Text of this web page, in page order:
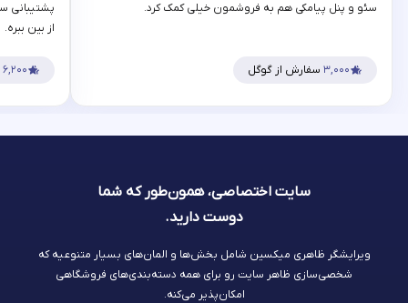
سئو و پنل پیامکی هم به فروشمون خیلی کمک کرد.
۳,۰۰۰ سفارش از گوگل
پشتیبانی
از بین ببره.
۶,۲۰۰
سایت اختصاصی، همون‌طور که شما
دوست دارید.
ویرایشگر ظاهری میکسین شامل بخش‌ها و المان‌های بسیار متنوعیه که
شخصی‌سازی ظاهر سایت رو برای همه دسته‌بندی‌های فروشگاهی
امکان‌پذیر می‌کنه.